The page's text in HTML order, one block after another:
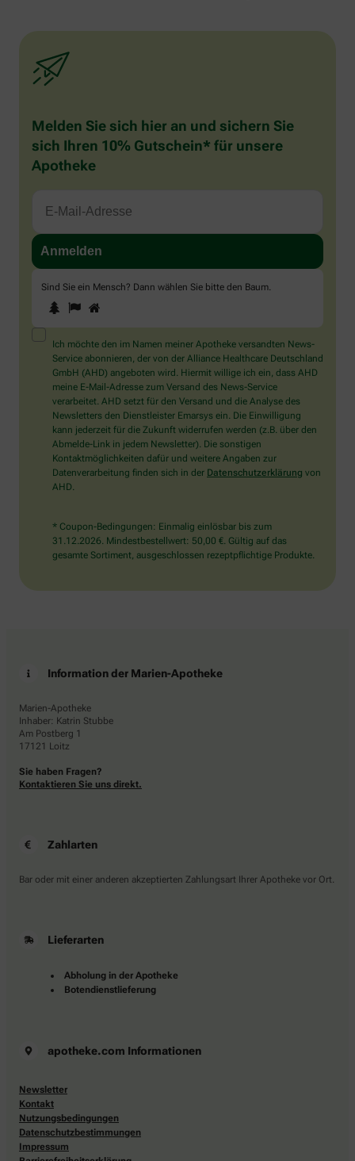
Melden Sie sich hier an und sichern Sie
sich Ihren 10% Gutschein* für unsere
Apotheke
Sind Sie ein Mensch? Dann wählen Sie bitte den Baum
Sind
Sie
ein
Mensch?
Dann
wählen
Sie
bitte
den
Baum.
1 2
Ich möchte den im Namen meiner Apotheke versandten News-
Service abonnieren, der von der Alliance Healthcare Deutschland
GmbH (AHD) angeboten wird. Hiermit willige ich ein, dass AHD
meine E-Mail-Adresse zum Versand des News-Service
verarbeitet. AHD setzt für den Versand und die Analyse des
Newsletters den Dienstleister Emarsys ein. Die Einwilligung
kann jederzeit für die Zukunft widerrufen werden (z.B. über den
Abmelde-Link in jedem Newsletter). Die sonstigen
Kontaktmöglichkeiten dafür und weitere Angaben zur
Datenverarbeitung finden sich in der Datenschutzerklärung von
AHD.
* Coupon-Bedingungen: Einmalig einlösbar bis zum
31.12.2026. Mindestbestellwert: 50,00 €. Gültig auf das
gesamte Sortiment, ausgeschlossen rezeptpflichtige Produkte.
Information der Marien-Apotheke
Marien-Apotheke
Inhaber: Katrin Stubbe
Am Postberg 1
17121 Loitz
Sie haben Fragen?
Kontaktieren Sie uns direkt.
Zahlarten
Bar oder mit einer anderen akzeptierten Zahlungsart Ihrer Apotheke vor Ort.
Lieferarten
Abholung in der Apotheke
Botendienstlieferung
apotheke.com Informationen
Newsletter
Kontakt
Nutzungsbedingungen
Datenschutzbestimmungen
Impressum